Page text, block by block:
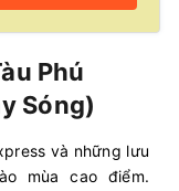
Phú
Sóng)
và những lưu
mùa cao điểm.